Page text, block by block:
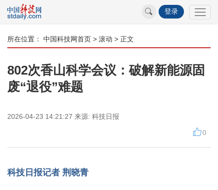
登录
所在位置： 中国科技网首页 > 滚动 > 正文
802次香山科学会议：破解新能源固
废“退役”难题
2026-04-23 14:21:27 来源: 科技日报
0
科技日报记者 荆晓青